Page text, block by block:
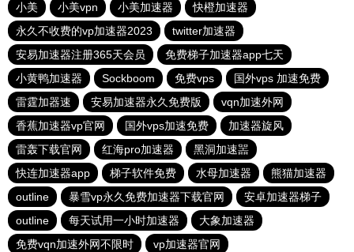
小美
小美vpn 小美加速器
快橙加速器
永久不收费的vp加速器2023
twitter加速器
安易加速器注册365天会员
免费梯子加速器app七天
小黄鸭加速器
Sockboom 免费vps
国外vps 加速免费
雷霆加器速
安易加速器永久免费版
vqn加速外网
香蕉加速器vp官网
国外vps加速免费
加速器旋风
雷轰下载官网
红海pro加速器
黑洞加速噐
快连加速器app
梯子软件免费 水母加速器
熊猫加速器
outline
暴雪vp永久免费加速器下载官网
安卓加速器梯子
outline
每天试用一小时加速器
大象加速器
免费vqn加速外网不限时
vp加速器官网